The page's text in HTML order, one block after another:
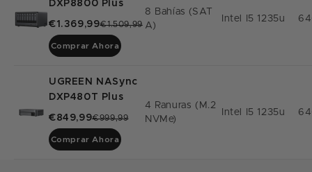
DXP8800 Plus
€1.369,99€1.509,99
Comprar Ahora
8 Bahías (SAT
A)
Intel I5 1235u
UGREEN NASync
DXP480T Plus
€849,99€999,99
Comprar Ahora
4 Ranuras (M.2
NVMe)
Intel I5 1235u